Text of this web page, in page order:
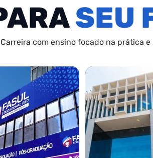
SEU
com ensino focado na prática